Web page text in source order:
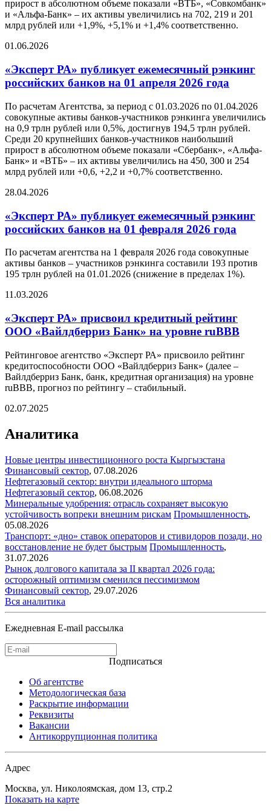
прирост в абсолютном объеме показали «ВТБ», «Совкомбанк»
и «Альфа-Банк» – их активы увеличились на 702, 219 и 201
млрд рублей или +1,9%, +5,1% и +1,4% соответственно.
01.06.2026
«Эксперт РА» публикует ежемесячный рэнкинг
российских банков на 01 апреля 2026 года
По расчетам Агентства, за период с 01.03.2026 по 01.04.2026
совокупные активы банков-участников рэнкинга увеличились
на 0,9 трлн рублей или 0,5%, достигнув 194,5 трлн рублей.
Среди 20 крупнейших банков-участников наибольший
прирост в абсолютном объеме показали «Сбербанк», «Альфа-
Банк» и «ВТБ» – их активы увеличились на 450, 300 и 254
млрд рублей или +0,6, +2,2 и +0,7% соответственно.
28.04.2026
«Эксперт РА» публикует ежемесячный рэнкинг
российских банков на 01 февраля 2026 года
По расчетам агентства на 1 февраля 2026 года совокупные
активы банков – участников рэнкинга составили 193 против
195 трлн рублей на 01.01.2026 (снижение в пределах 1%).
11.03.2026
«Эксперт РА» присвоил кредитный рейтинг
ООО «Вайлдберриз Банк» на уровне ruBBB
Рейтинговое агентство «Эксперт РА» присвоило рейтинг
кредитоспособности ООО «Вайлдберриз Банк» (далее –
Вайлдберриз Банк, банк, кредитная организация) на уровне
ruBBB, прогноз по рейтингу – стабильный.
02.07.2025
Аналитика
Новые центры инвестиционного роста Кыргызстана
Финансовый сектор, 07.08.2026
Нефтегазовый сектор: внутри идеального шторма
Нефтегазовый сектор, 06.08.2026
Минеральные удобрения: отрасль сохраняет высокую
устойчивость вопреки внешним рискам Промышленность,
05.08.2026
Транспорт: «дно» ставок операторов и стивидоров позади, но
восстановление не будет быстрым Промышленность,
31.07.2026
Рынок долгового капитала за II квартал 2026 года:
осторожный оптимизм сменился пессимизмом
Финансовый сектор, 29.07.2026
Вся аналитика
Ежедневная E-mail рассылка
Подписаться
Об агентстве
Методологическая база
Раскрытие информации
Реквизиты
Вакансии
Антикоррупционная политика
Адрес
Москва, ул. Николоямская, дом 13, стр.2
Показать на карте